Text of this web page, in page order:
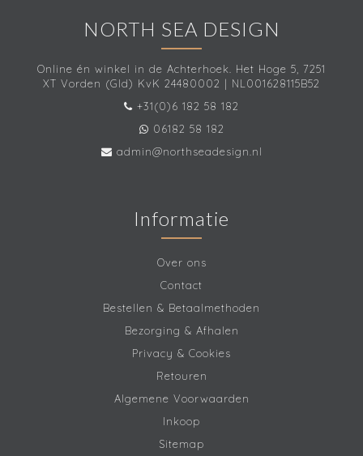
NORTH SEA DESIGN
Online én winkel in de Achterhoek. Het Hoge 5, 7251
XT Vorden (Gld) KvK 24480002 | NL001628115B52
+31(0)6 182 58 182
06182 58 182
admin@northseadesign.nl
Informatie
Over ons
Contact
Bestellen & Betaalmethoden
Bezorging & Afhalen
Privacy & Cookies
Retouren
Algemene Voorwaarden
Inkoop
Sitemap